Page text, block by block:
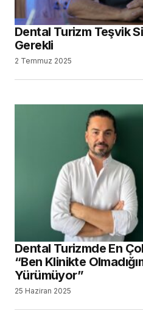
Dental Turizm Teşvik
Gerekli
2 Temmuz 2025
Dental Turizmde En
“Ben Klinikte
Yürümüyor”
25 Haziran 2025